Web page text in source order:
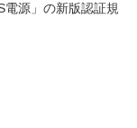
源」の新版認証規